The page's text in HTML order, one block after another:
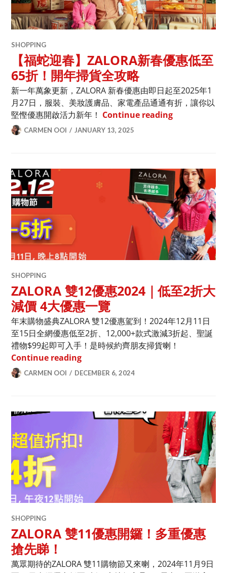
SHOPPING
【福蛇迎春】ZALORA新春優惠低至
65折！開年掃貨全攻略
新一年萬象更新，ZALORA 新春優惠由即日起至2025年1
月27日，服裝、美妝護膚品、家電產品通通有折，讓你以
堅慳優惠開啟活力新年！ Continue reading【福蛇迎春】
CARMEN OOI JANUARY 13, 2025
SHOPPING
ZALORA 雙12優惠2024｜低至2折大
減價 4大優惠一覽
年末購物盛典ZALORA 雙12優惠駕到！2024年12月11日
至15日全網優惠低至2折、12,000+款式激減3折起、聖誕
禮物$99起即可入手！是時候約齊朋友掃貨喇！
Continue readingZALORA 雙12優惠2024｜低至2折大減
CARMEN OOI DECEMBER 6, 2024
SHOPPING
ZALORA 雙11優惠開鑼！多重優惠
搶先睇！
萬眾期待的ZALORA 雙11購物節又來喇，2024年11月9日